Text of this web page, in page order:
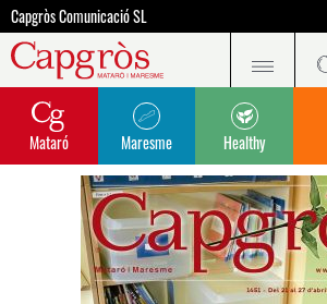
Capgròs Comunicació SL
Mataró Maresme Healthy